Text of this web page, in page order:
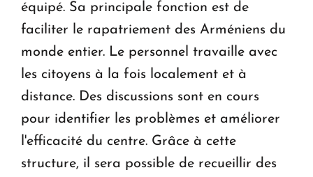
équipé. Sa principale fonction est de
faciliter le rapatriement des Arméniens du
monde entier. Le personnel travaille avec
les citoyens à la fois localement et à
distance. Des discussions sont en cours
pour identifier les problèmes et améliorer
l'efficacité du centre. Grâce à cette
structure, il sera possible de recueillir des